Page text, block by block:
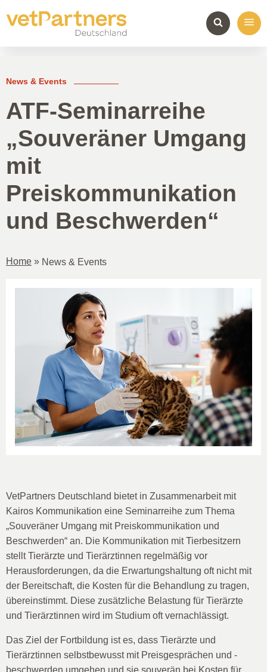
News & Events
ATF-Seminarreihe
„Souveräner Umgang
mit
Preiskommunikation
und Beschwerden“
Home » News & Events
VetPartners Deutschland bietet in Zusammenarbeit mit
Kairos Kommunikation eine Seminarreihe zum Thema
„Souveräner Umgang mit Preiskommunikation und
Beschwerden“ an. Die Kommunikation mit Tierbesitzern
stellt Tierärzte und Tierärztinnen regelmäßig vor
Herausforderungen, da die Erwartungshaltung oft nicht mit
der Bereitschaft, die Kosten für die Behandlung zu tragen,
übereinstimmt. Diese zusätzliche Belastung für Tierärzte
und Tierärztinnen wird im Studium oft vernachlässigt.
Das Ziel der Fortbildung ist es, dass Tierärzte und
Tierärztinnen selbstbewusst mit Preisgesprächen und -
beschwerden umgehen und sie souverän bei Kosten für